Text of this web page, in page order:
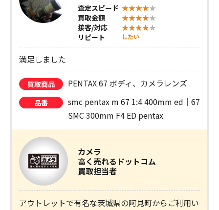
査定スピード
買取金額
接客/対応
リピート
したい
満足しました
買取商品 PENTAX 67 ボディ、カメラレンズ
品番
smc pentax m 67 1:4 400mm ed｜67
SMC 300mm F4 ED pentax
カメラ
高く売れるドットコム
買取担当者
アウトレットで有名な茨城県の阿見町からご利用い